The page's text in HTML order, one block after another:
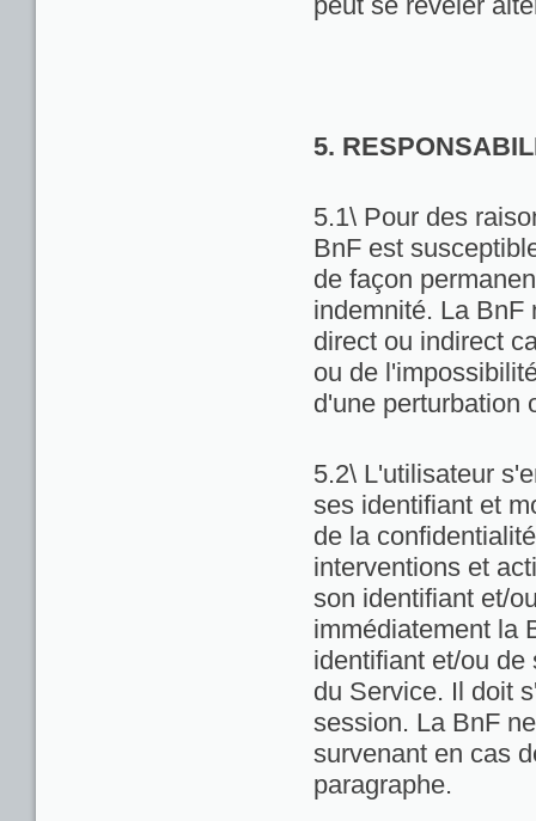
5.
5.1\ Pour des
BnF est
de façon
indemnité. La BnF
direct ou indirect
ou de
d'une perturbation
5.2\ L'utilisateur
ses identifiant et
de la
interventions et
son identifiant et/
immédiatement la
identifiant et/ou
du Service. Il doit
session. La BnF
survenant en cas
paragraphe.